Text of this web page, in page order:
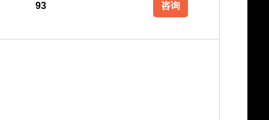
93 咨询